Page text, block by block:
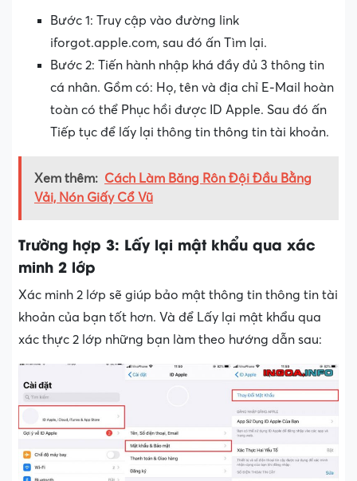
Bước 1: Truy cập vào đường link
iforgot.apple.com, sau đó ấn Tìm lại.
Bước 2: Tiến hành nhập khá đầy đủ 3 thông tin
cá nhân. Gồm có: Họ, tên và địa chỉ E-Mail hoàn
toàn có thể Phục hồi được ID Apple. Sau đó ấn
Tiếp tục để lấy lại thông tin thông tin tài khoản.
Xem thêm: Cách Làm Băng Rôn Đội Đầu Bằng
Vải, Nón Giấy Cổ Vũ
Trường hợp 3: Lấy lại mật khẩu qua xác
minh 2 lớp
Xác minh 2 lớp sẽ giúp bảo mật thông tin thông tin tài
khoản của bạn tốt hơn. Và để Lấy lại mật khẩu qua
xác thực 2 lớp những bạn làm theo hướng dẫn sau: